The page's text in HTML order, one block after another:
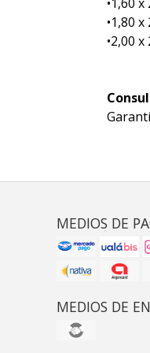
•1,80 x
•2,00 x
MEDIOS DE
MEDIOS DE